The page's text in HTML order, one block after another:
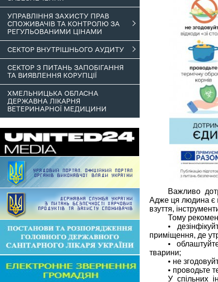
УПРАВЛІННЯ ЗАХИСТУ ПРАВ
СПОЖИВАЧІВ ТА КОНТРОЛЮ ЗА
РЕГУЛЬОВАНИМИ ЦІНАМИ
СЕКТОР ВНУТРІШНЬОГО АУДИТУ
СЕКТОР З ПИТАНЬ ЗАПОБІГАННЯ
ТА ВИЯВЛЕННЯ КОРУПЦІЇ
ХМЕЛЬНИЦЬКА ОБЛАСНА
ДЕРЖАВНА ЛІКАРНЯ
ВЕТЕРИНАРНОЇ МЕДИЦИНИ
Важливо
Адже ця людина є
взуття,
Тому
•
приміщення, де
•
тварини;
• не
• проводьте
У спільних